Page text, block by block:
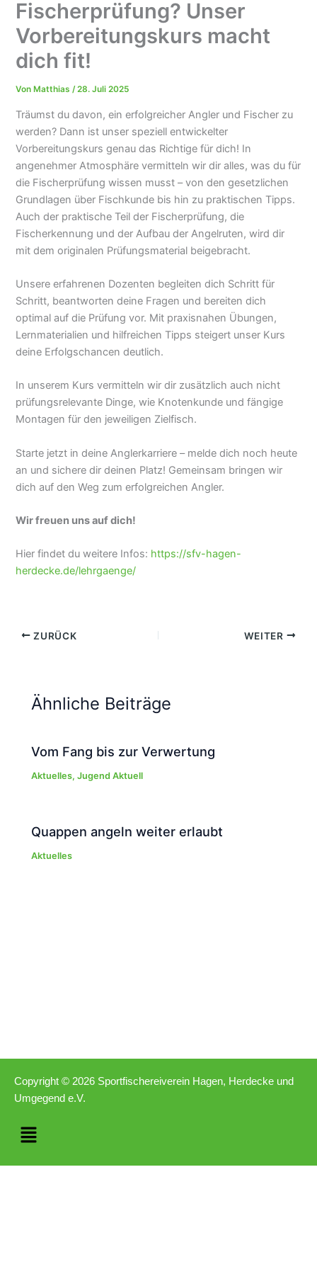
Fischerprüfung? Unser
Vorbereitungskurs macht
dich fit!
Von Matthias/28. Juli 2025
Träumst du davon, ein erfolgreicher Angler und Fischer zu
werden? Dann ist unser speziell entwickelter
Vorbereitungskurs genau das Richtige für dich! In
angenehmer Atmosphäre vermitteln wir dir alles, was du für
die Fischerprüfung wissen musst – von den gesetzlichen
Grundlagen über Fischkunde bis hin zu praktischen Tipps.
Auch der praktische Teil der Fischerprüfung, die
Fischerkennung und der Aufbau der Angelruten, wird dir
mit dem originalen Prüfungsmaterial beigebracht.
Unsere erfahrenen Dozenten begleiten dich Schritt für
Schritt, beantworten deine Fragen und bereiten dich
optimal auf die Prüfung vor. Mit praxisnahen Übungen,
Lernmaterialien und hilfreichen Tipps steigert unser Kurs
deine Erfolgschancen deutlich.
In unserem Kurs vermitteln wir dir zusätzlich auch nicht
prüfungsrelevante Dinge, wie Knotenkunde und fängige
Montagen für den jeweiligen Zielfisch.
Starte jetzt in deine Anglerkarriere – melde dich noch heute
an und sichere dir deinen Platz! Gemeinsam bringen wir
dich auf den Weg zum erfolgreichen Angler.
Wir freuen uns auf dich!
Hier findet du weitere Infos: https://sfv-hagen-
herdecke.de/lehrgaenge/
ZURÜCK WEITER
Ähnliche Beiträge
Vom Fang bis zur Verwertung
Aktuelles,Jugend Aktuell
Quappen angeln weiter erlaubt
Aktuelles
Copyright © 2026 Sportfischereiverein Hagen, Herdecke und
Umgegend e.V.
Menü